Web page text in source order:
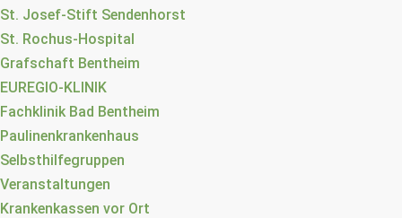
St. Josef-Stift Sendenhorst
St. Rochus-Hospital
Grafschaft Bentheim
EUREGIO-KLINIK
Fachklinik Bad Bentheim
Paulinenkrankenhaus
Selbsthilfegruppen
Veranstaltungen
Krankenkassen vor Ort